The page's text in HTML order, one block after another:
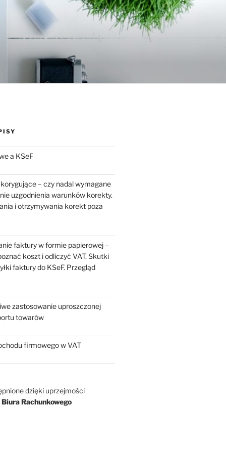
a KSeF
– czy nadal wymagane
uzgodnienia warunków korekty.
i otrzymywania korekt poza
faktury w formie papierowej –
koszt i odliczyć VAT. Skutki
faktury do KSeF. Przegląd
zastosowanie uproszczonej
towarów
firmowego w VAT
dzięki uprzejmości
Rachunkowego